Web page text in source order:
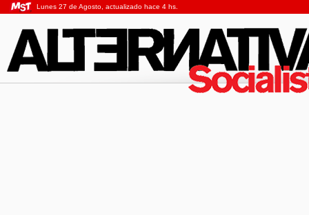
Lunes 27 de Agosto, actualizado hace 4 hs.